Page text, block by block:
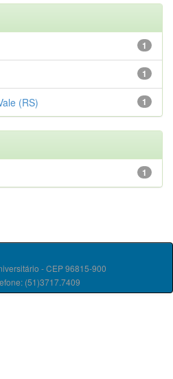
1
1
1
(RS)
1
- CEP 96815-900
(51)3717.7409